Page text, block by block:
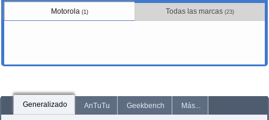
Motorola (1) Todas las marcas (23)
Generalizado AnTuTu Geekbench Más...